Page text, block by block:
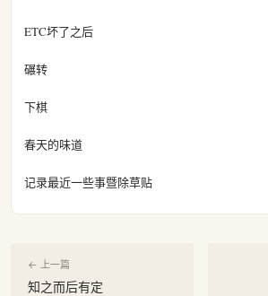
ETC坏了之后
碾转
下棋
春天的味道
记录最近一些事暨除草贴
← 上一篇
知之而后有定